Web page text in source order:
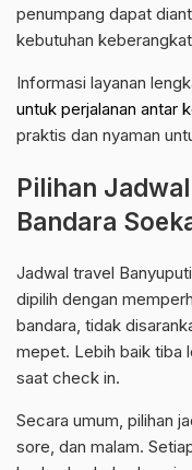
penumpang dapat
kebutuhan
Informasi layanan
untuk perjalanan antar
praktis dan nyaman
Pilihan
Bandara
Jadwal travel
dipilih dengan
bandara, tidak
mepet. Lebih baik tiba
saat check in.
Secara umum, pilihan
sore, dan malam.